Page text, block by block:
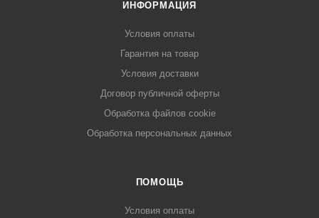
ИНФОРМАЦИЯ
Условия оплаты
Гарантия на товар
Условия доставки
Договор публичной оферты
Обработка файлов cookie
Обработка персональных данных
ПОМОЩЬ
Условия оплаты